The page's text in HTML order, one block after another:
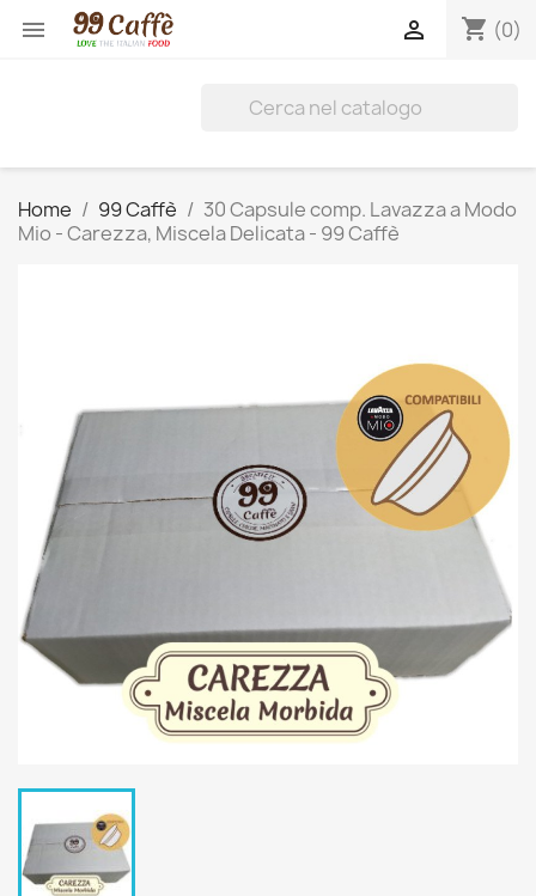
 shopping_cart (0)

Home 99 Caffè
30 Capsule comp. Lavazza a Modo
Mio - Carezza, Miscela Delicata - 99 Caffè